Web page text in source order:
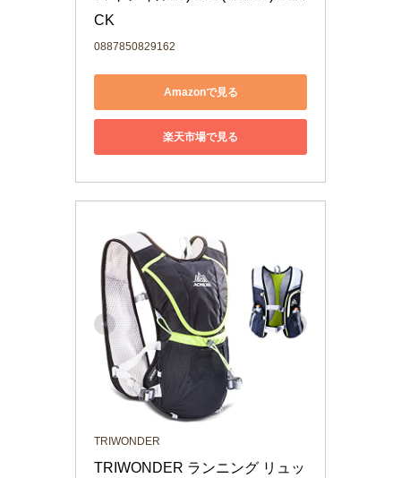
CK
0887850829162
Amazonで見る
楽天市場で見る
TRIWONDER
TRIWONDER ランニング リュッ